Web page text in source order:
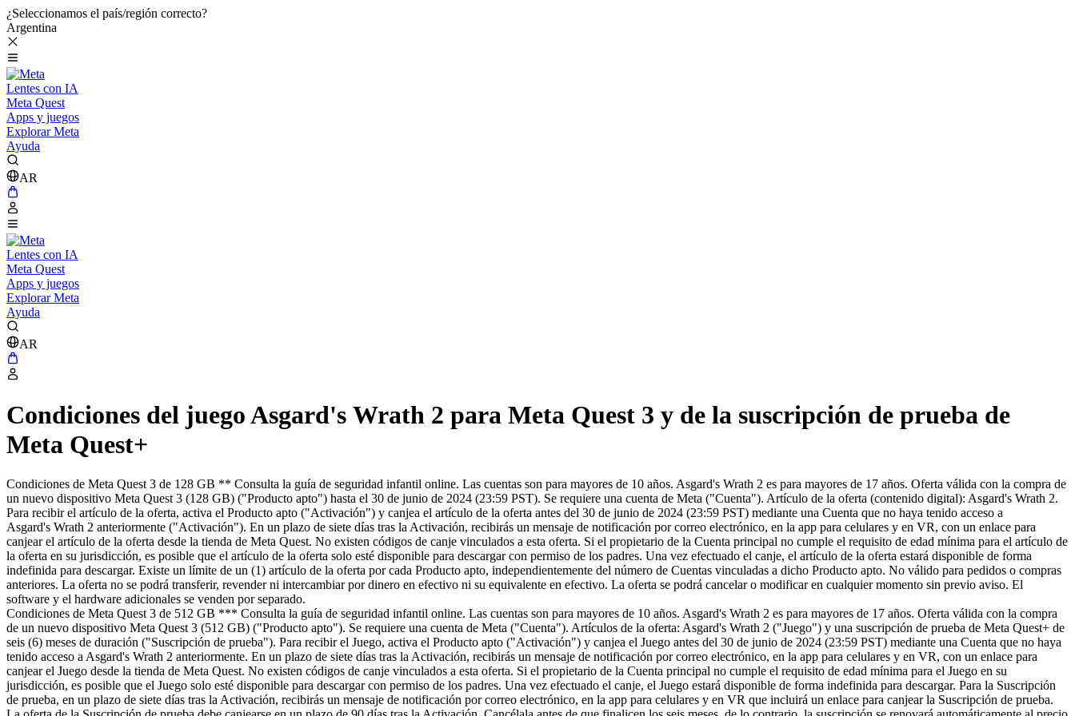
¿Seleccionamos el país/región correcto?
Argentina
Lentes con IA
Meta Quest
Apps y juegos
Explorar Meta
Ayuda
AR
Lentes con IA
Meta Quest
Apps y juegos
Explorar Meta
Ayuda
AR
Condiciones del juego Asgard's Wrath 2 para Meta Quest 3 y de la suscripción de prueba de
Meta Quest+
Condiciones de Meta Quest 3 de 128 GB ** Consulta la guía de seguridad infantil online. Las cuentas son para mayores de 10 años. Asgard's Wrath 2 es para mayores de 17 años. Oferta válida con la compra de
un nuevo dispositivo Meta Quest 3 (128 GB) ("Producto apto") hasta el 30 de junio de 2024 (23:59 PST). Se requiere una cuenta de Meta ("Cuenta"). Artículo de la oferta (contenido digital): Asgard's Wrath 2.
Para recibir el artículo de la oferta, activa el Producto apto ("Activación") y canjea el artículo de la oferta antes del 30 de junio de 2024 (23:59 PST) mediante una Cuenta que no haya tenido acceso a
Asgard's Wrath 2 anteriormente ("Activación"). En un plazo de siete días tras la Activación, recibirás un mensaje de notificación por correo electrónico, en la app para celulares y en VR, con un enlace para
canjear el artículo de la oferta desde la tienda de Meta Quest. No existen códigos de canje vinculados a esta oferta. Si el propietario de la Cuenta principal no cumple el requisito de edad mínima para el artículo de
la oferta en su jurisdicción, es posible que el artículo de la oferta solo esté disponible para descargar con permiso de los padres. Una vez efectuado el canje, el artículo de la oferta estará disponible de forma
indefinida para descargar. Existe un límite de un (1) artículo de la oferta por cada Producto apto, independientemente del número de Cuentas vinculadas a dicho Producto apto. No válido para pedidos o compras
anteriores. La oferta no se podrá transferir, revender ni intercambiar por dinero en efectivo ni su equivalente en efectivo. La oferta se podrá cancelar o modificar en cualquier momento sin previo aviso. El
software y el hardware adicionales se venden por separado.
Condiciones de Meta Quest 3 de 512 GB *** Consulta la guía de seguridad infantil online. Las cuentas son para mayores de 10 años. Asgard's Wrath 2 es para mayores de 17 años. Oferta válida con la compra
de un nuevo dispositivo Meta Quest 3 (512 GB) ("Producto apto"). Se requiere una cuenta de Meta ("Cuenta"). Artículos de la oferta: Asgard's Wrath 2 ("Juego") y una suscripción de prueba de Meta Quest+ de
seis (6) meses de duración ("Suscripción de prueba"). Para recibir el Juego, activa el Producto apto ("Activación") y canjea el Juego antes del 30 de junio de 2024 (23:59 PST) mediante una Cuenta que no haya
tenido acceso a Asgard's Wrath 2 anteriormente. En un plazo de siete días tras la Activación, recibirás un mensaje de notificación por correo electrónico, en la app para celulares y en VR, con un enlace para
canjear el Juego desde la tienda de Meta Quest. No existen códigos de canje vinculados a esta oferta. Si el propietario de la Cuenta principal no cumple el requisito de edad mínima para el Juego en su
jurisdicción, es posible que el Juego solo esté disponible para descargar con permiso de los padres. Una vez efectuado el canje, el Juego estará disponible de forma indefinida para descargar. Para la Suscripción
de prueba, en un plazo de siete días tras la Activación, recibirás un mensaje de notificación por correo electrónico, en la app para celulares y en VR que incluirá un enlace para canjear la Suscripción de prueba.